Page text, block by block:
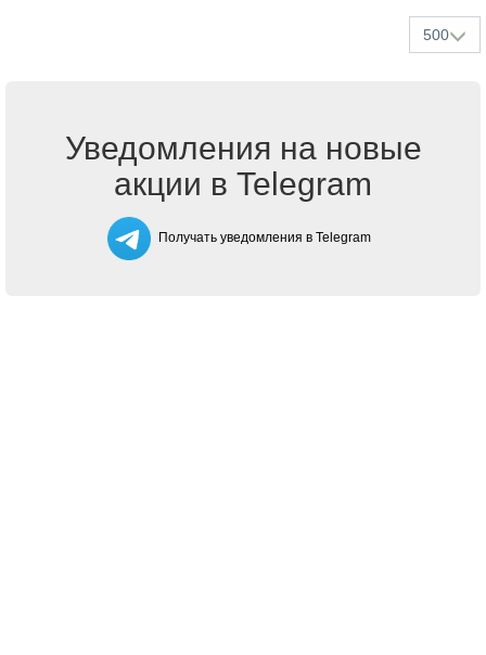
500
Уведомления на новые
акции в Telegram
Получать уведомления в Telegram